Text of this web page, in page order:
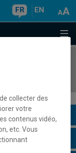
FR EN
collecter des
votre
contenus vidéo,
etc. Vous